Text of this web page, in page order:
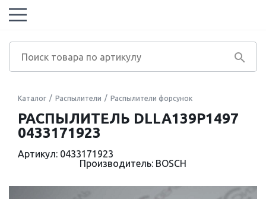
Каталог Распылители Распылители форсунок
РАСПЫЛИТЕЛЬ DLLA139P1497
0433171923
Артикул: 0433171923
Производитель: BOSCH